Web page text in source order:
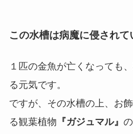
この水槽は病魔に侵されて
１匹の金魚が亡くなっても
る元気です。
ですが、その水槽の上、お
る観葉植物 『ガジュマル』